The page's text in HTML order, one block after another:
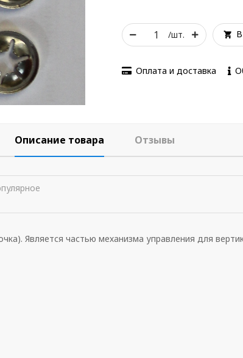
/шт.
Оплата и доставка
Описание товара Отзывы
Является частью механизма управления для